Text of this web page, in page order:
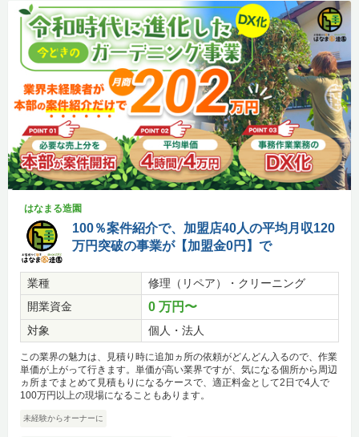
はなまる造園
100％案件紹介で、加盟店40人の平均月収120
万円突破の事業が【加盟金0円】で
業種
修理（リペア）・クリーニング
開業資金
0 万円〜
対象 個人・法人
この業界の魅力は、見積り時に追加ヵ所の依頼がどんどん入るので、作業
単価が上がって行きます。単価が高い業界ですが、気になる個所から周辺
ヵ所までまとめて見積もりになるケースで、適正料金として2日で4人で
100万円以上の現場になることもあります。
未経験からオーナーに